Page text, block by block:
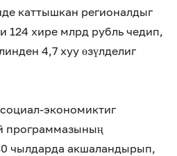
каттышкан регионалдыг
124 хире млрд рубль чедип,
4,7 хуу өзүлделиг
экономиктиг
программазының
чылдарда акшаландырып,